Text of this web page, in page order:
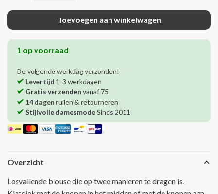
Toevoegen aan winkelwagen
1 op voorraad
De volgende werkdag verzonden!
Levertijd 1-3 werkdagen
Gratis verzenden vanaf 75
14 dagen ruilen & retourneren
Stijlvolle damesmodeSinds 2011
Overzicht
Losvallende blouse die op twee manieren te dragen is.